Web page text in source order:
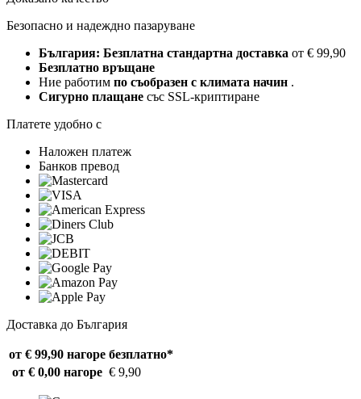
Безопасно и надеждно пазаруване
България: Безплатна стандартна доставка от € 99,90
Безплатно връщане
Ние работим по съобразен с климата начин .
Сигурно плащане със SSL-криптиране
Платете удобно с
Наложен платеж
Банков превод
Доставка до България
от € 99,90 нагоре безплатно*
от € 0,00 нагоре € 9,90